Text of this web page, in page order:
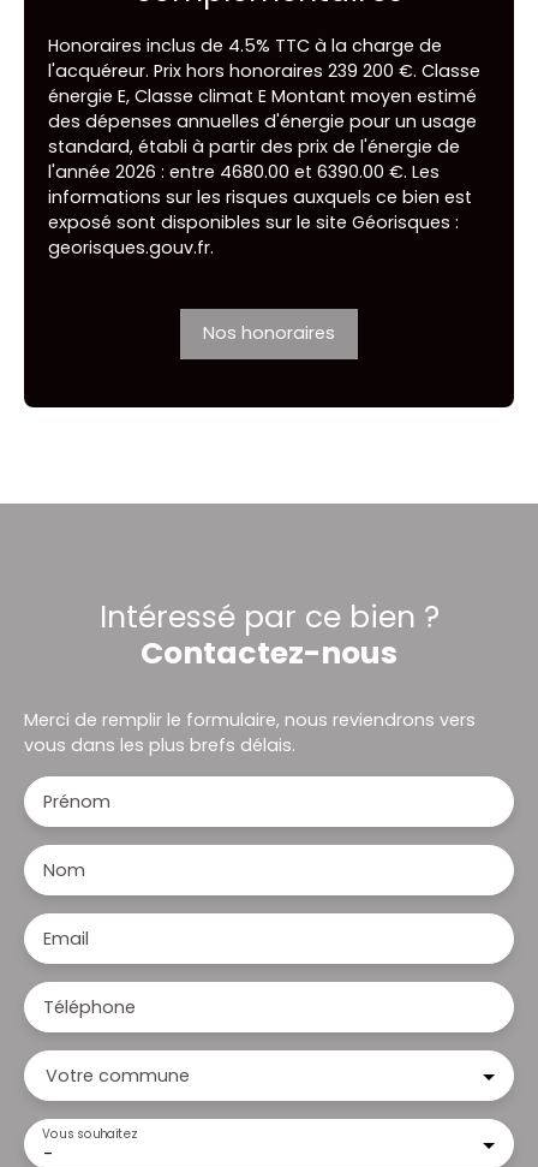
Honoraires inclus de 4.5% TTC à la charge de
l'acquéreur. Prix hors honoraires 239 200 €. Classe
énergie E, Classe climat E Montant moyen estimé
des dépenses annuelles d'énergie pour un usage
standard, établi à partir des prix de l'énergie de
l'année 2026 : entre 4680.00 et 6390.00 €. Les
informations sur les risques auxquels ce bien est
exposé sont disponibles sur le site Géorisques :
georisques.gouv.fr.
Nos honoraires
Intéressé par ce bien ?
Contactez-nous
Merci de remplir le formulaire, nous reviendrons vers
vous dans les plus brefs délais.
Prénom
Nom
Email
Téléphone
Votre commune
-
Vous souhaitez